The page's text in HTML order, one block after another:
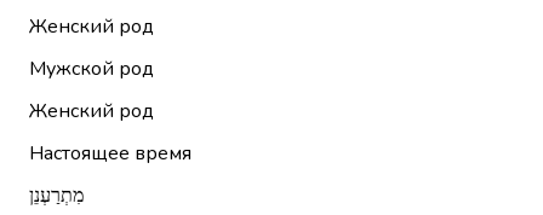
Женский род
Мужской род
Женский род
Настоящее время
מִתְרַעְנֵן